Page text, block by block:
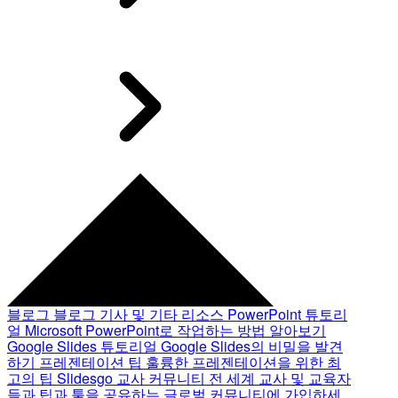
블로그 블로그 기사 및 기타 리소스 PowerPoint 튜토리
얼 Microsoft PowerPoint로 작업하는 방법 알아보기
Google Slides 튜토리얼 Google Slides의 비밀을 발견
하기 프레젠테이션 팁 훌륭한 프레젠테이션을 위한 최
고의 팁 Slidesgo 교사 커뮤니티 전 세계 교사 및 교육자